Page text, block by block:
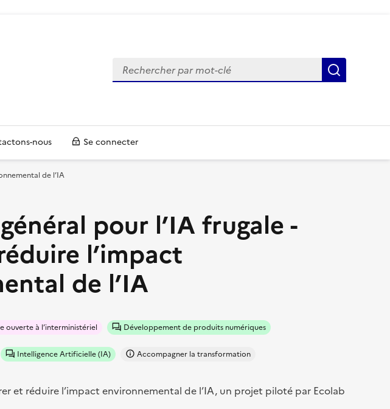
Rechercher
nous Se connecter
de l’IA
pour l’IA frugale -
l’impact
de l’IA
ouverte à l’interministériel Développement de produits numériques
Intelligence Artificielle (IA) Accompagner la transformation
et réduire l’impact environnemental de l’IA, un projet piloté par Ecolab